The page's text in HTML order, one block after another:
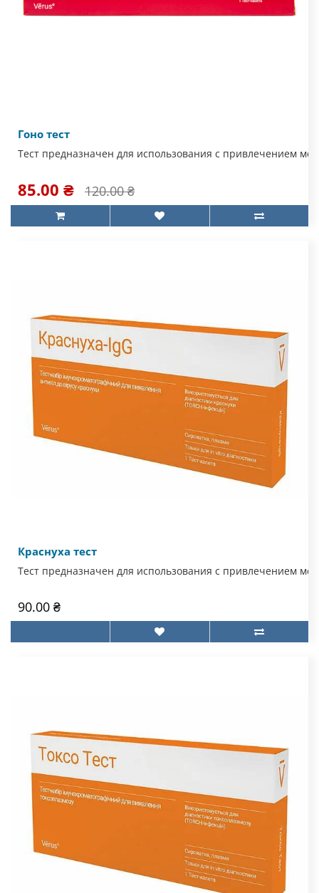
Гоно тест
Тест предназначен для использования с привлечением
85.00 ₴ 120.00 ₴
Краснуха тест
Тест предназначен для использования с привлечением
90.00 ₴